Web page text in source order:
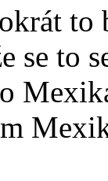
se to